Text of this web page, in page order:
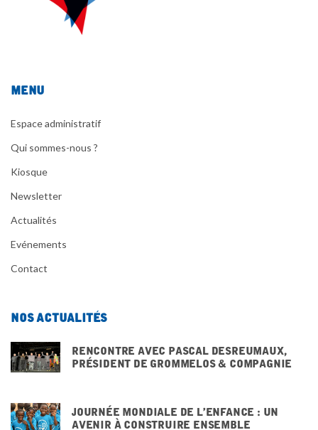
Menu
Espace administratif
Qui sommes-nous ?
Kiosque
Newsletter
Actualités
Evénements
Contact
Nos actualités
Rencontre avec pascal desreumaux,
président de grommelos & compagnie
Journée mondiale de l’enfance : un
avenir à construire ensemble